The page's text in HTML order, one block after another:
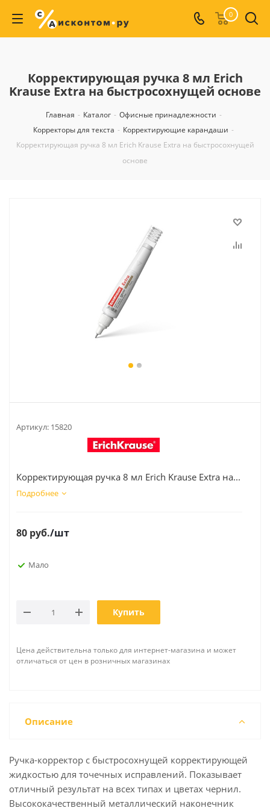
0
Корректирующая ручка 8 мл Erich
Krause Extra на быстросохнущей основе
Главная - Каталог - Офисные принадлежности -
Корректоры для текста - Корректирующие карандаши -
Корректирующая ручка 8 мл Erich Krause Extra на быстросохнущей
основе
Артикул: 15820
Корректирующая ручка 8 мл Erich Krause Extra на...
Подробнее
80 руб./шт
Мало
Купить
Цена действительна только для интернет-магазина и может
отличаться от цен в розничных магазинах
Описание
Ручка-корректор с быстросохнущей корректирующей
жидкостью для точечных исправлений. Показывает
отличный результат на всех типах и цветах чернил.
Высококачественный металлический наконечник